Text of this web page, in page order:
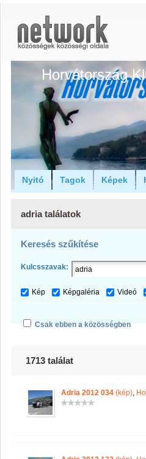
Horvátország
Nyitó Tagok Képek
adria találatok
Keresés szűkítése
Kulcsszavak:
Kép Képgaléria Videó
Csak ebben a közösségben
1713 találat
Adria 2012 034 (kép),